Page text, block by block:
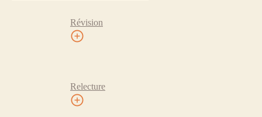
Révision
Relecture